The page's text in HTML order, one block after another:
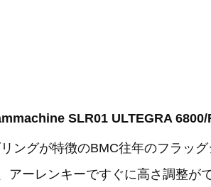
SLR01 ULTEGRA
ングが特徴のBMC往年のフラッ
アーレンキーですぐに高さ調整